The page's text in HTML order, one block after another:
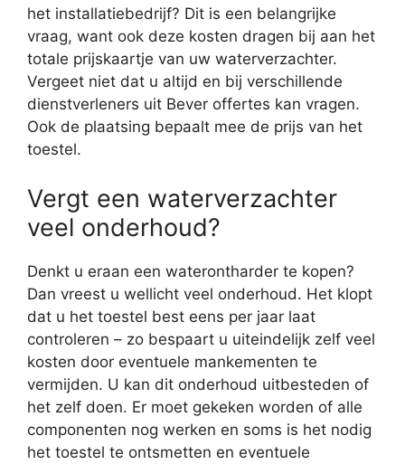
het installatiebedrijf? Dit is een belangrijke
vraag, want ook deze kosten dragen bij aan het
totale prijskaartje van uw waterverzachter.
Vergeet niet dat u altijd en bij verschillende
dienstverleners uit Bever offertes kan vragen.
Ook de plaatsing bepaalt mee de prijs van het
toestel.
Vergt een waterverzachter
veel onderhoud?
Denkt u eraan een waterontharder te kopen?
Dan vreest u wellicht veel onderhoud. Het klopt
dat u het toestel best eens per jaar laat
controleren – zo bespaart u uiteindelijk zelf veel
kosten door eventuele mankementen te
vermijden. U kan dit onderhoud uitbesteden of
het zelf doen. Er moet gekeken worden of alle
componenten nog werken en soms is het nodig
het toestel te ontsmetten en eventuele